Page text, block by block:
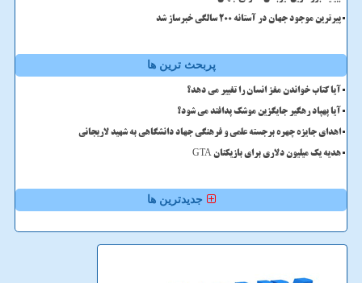
پیرترین موجود جهان در آستانه ۲۰۰ سالگی خبرساز شد
پربحث ترین ها
آیا کتاب خواندن مغز انسان را تغییر می دهد؟
آیا پهپاد رهگیر جایگزین موشک پدافند می شود؟
اهدای جایزه چهره برجسته علمی و فرهنگی جهاد دانشگاهی به شهید لاریجانی
هدیه یک میلیون دلاری برای بازیکنان GTA
جدیدترین ها